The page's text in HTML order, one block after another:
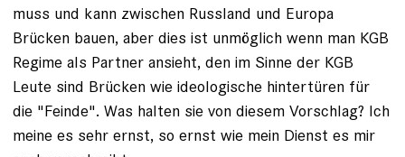
muss und kann zwischen Russland und Europa
Brücken bauen, aber dies ist unmöglich wenn man KGB
Regime als Partner ansieht, den im Sinne der KGB
Leute sind Brücken wie ideologische hintertüren für
die "Feinde". Was halten sie von diesem Vorschlag? Ich
meine es sehr ernst, so ernst wie mein Dienst es mir